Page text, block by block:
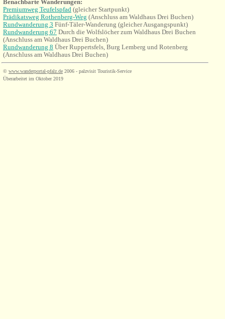
Benachbarte Wanderungen:
Premiumweg Teufelspfad (gleicher Startpunkt)
Prädikatsweg Rothenberg-Weg (Anschluss am Waldhaus Drei Buchen)
Rundwanderung 3 Fünf-Täler-Wanderung (gleicher Ausgangspunkt)
Rundwanderung 67 Durch die Wolfslöcher zum Waldhaus Drei Buchen
(Anschluss am Waldhaus Drei Buchen)
Rundwanderung 8 ÜberRuppertsfels, Burg Lemberg und Rotenberg
(Anschluss am Waldhaus Drei Buchen)
© www.wanderportal-pfalz.de 2006 - palzvisit Touristik-Service
Überarbeitet im Oktober 2019